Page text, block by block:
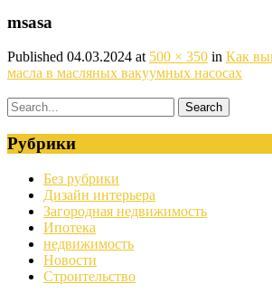
msasa
Published 04.03.2024 at 500 × 350 in Как
масла в масляных вакуумных насосах
Рубрики
Без рубрики
Дизайн интерьера
Загородная недвижимость
Ипотека
недвижимость
Новости
Строительство